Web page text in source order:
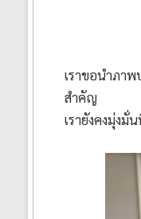
พวงหรีด
พวงหรีด
เราขอนำภา
สำคัญ
เรายังคงมุ่ง